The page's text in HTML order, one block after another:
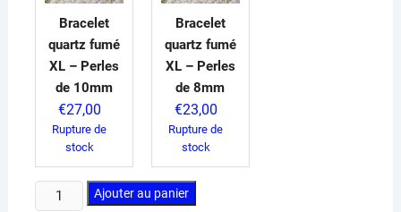
Bracelet
quartz fumé
XL – Perles
de 10mm
€27,00
Rupture de
stock
Bracelet
quartz fumé
XL – Perles
de 8mm
€23,00
Rupture de
stock
quantité
Ajouter au panier